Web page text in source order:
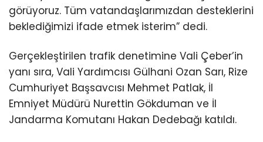
görüyoruz. Tüm vatandaşlarımızdan desteklerini
beklediğimizi ifade etmek isterim” dedi.
Gerçekleştirilen trafik denetimine Vali Çeber’in
yanı sıra, Vali Yardımcısı Gülhani Ozan Sarı, Rize
Cumhuriyet Başsavcısı Mehmet Patlak, İl
Emniyet Müdürü Nurettin Gökduman ve İl
Jandarma Komutanı Hakan Dedebağı katıldı.